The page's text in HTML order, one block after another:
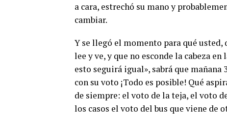
a cara, estrechó su mano y
cambiar.
Y se llegó el momento para qué usted,
lee y ve, y que no esconde la cabeza
esto seguirá igual», sabrá que mañana
con su voto ¡Todo es posible! Qué
de siempre: el voto de la teja, el voto
los casos el voto del bus que viene de